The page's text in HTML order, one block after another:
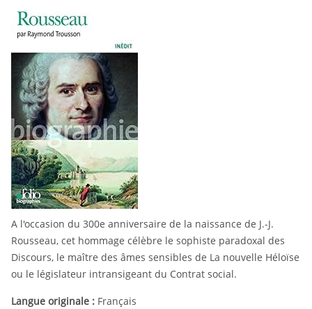
A l'occasion du 300e anniversaire de la naissance de J.-J.
Rousseau, cet hommage célèbre le sophiste paradoxal des
Discours, le maître des âmes sensibles de La nouvelle Héloïse
ou le législateur intransigeant du Contrat social.
Langue originale : Français